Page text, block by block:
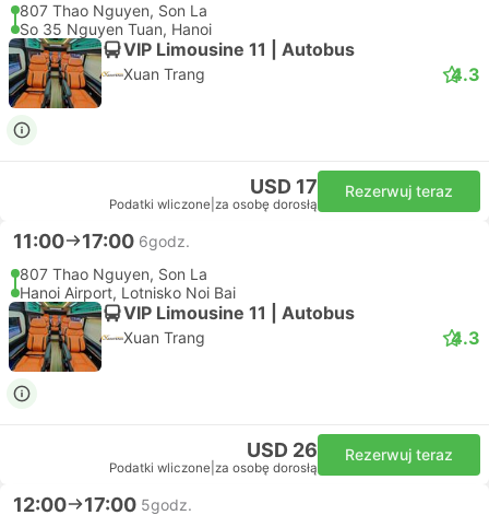
807 Thao Nguyen, Son La
So 35 Nguyen Tuan, Hanoi
VIP Limousine 11 | Autobus
Xuan Trang 4.3
USD 17
Podatki wliczone za osobę dorosłą
Rezerwuj teraz
11:00 17:00 6godz.
807 Thao Nguyen, Son La
Hanoi Airport, Lotnisko Noi Bai
VIP Limousine 11 | Autobus
Xuan Trang 4.3
USD 26
Podatki wliczone za osobę dorosłą
Rezerwuj teraz
12:00 17:00 5godz.